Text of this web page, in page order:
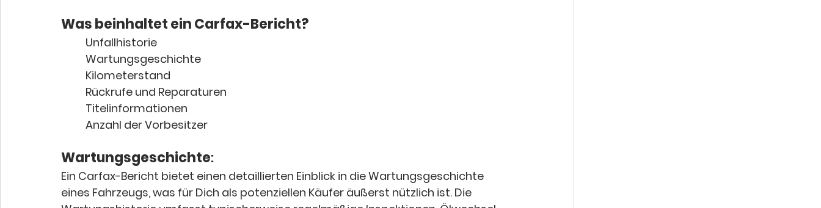
Was beinhaltet ein Carfax-Bericht?
Unfallhistorie
Wartungsgeschichte
Kilometerstand
Rückrufe und Reparaturen
Titelinformationen
Anzahl der Vorbesitzer
Wartungsgeschichte:
Ein Carfax-Bericht bietet einen detaillierten Einblick in die Wartungsgeschichte
eines Fahrzeugs, was für Dich als potenziellen Käufer äußerst nützlich ist. Die